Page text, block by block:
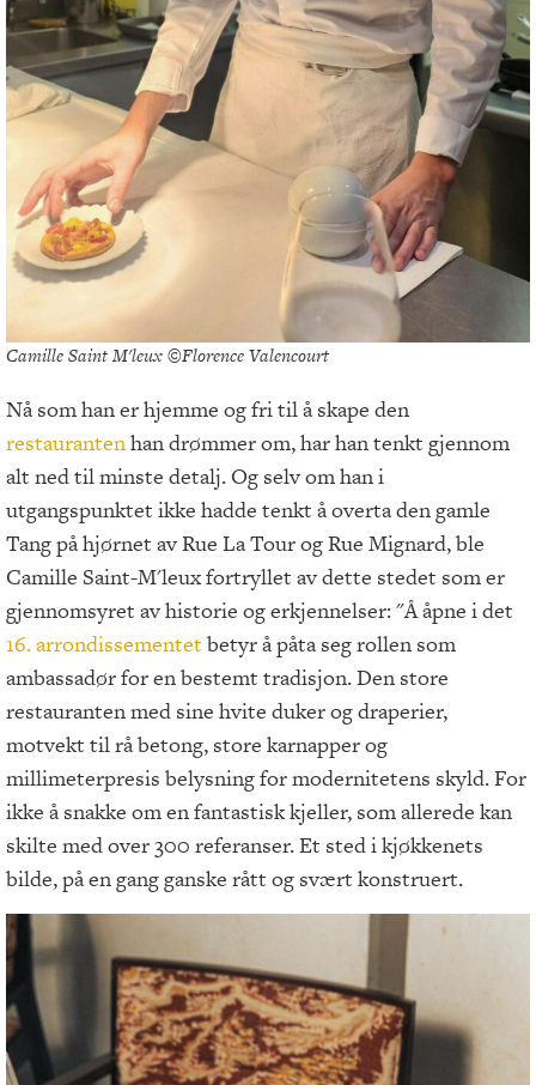
Camille Saint M'leux ©Florence Valencourt
Nå som han er hjemme og fri til å skape den
restaurantenhan drømmer om, har han tenkt gjennom
alt ned til minste detalj. Og selv om han i
utgangspunktet ikke hadde tenkt å overta den gamle
Tang på hjørnet av Rue La Tour og Rue Mignard, ble
Camille Saint-M'leux fortryllet av dette stedet som er
gjennomsyret av historie og erkjennelser: "Å åpne i det
16. arrondissementet betyr å påta seg rollen som
ambassadør for en bestemt tradisjon. Den store
restauranten med sine hvite duker og draperier,
motvekt til rå betong, store karnapper og
millimeterpresis belysning for modernitetens skyld. For
ikke å snakke om en fantastisk kjeller, som allerede kan
skilte med over 300 referanser. Et sted i kjøkkenets
bilde, på en gang ganske rått og svært konstruert.